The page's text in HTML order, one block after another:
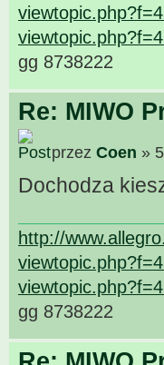
gg 8738222
Re: MIWO
przez Coen »
Dochodza
http://
gg 8738222